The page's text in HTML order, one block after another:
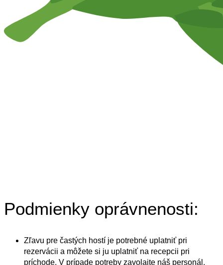
Podmienky oprávnenosti:
Zľavu pre častých hostí je potrebné uplatniť pri
rezervácii a môžete si ju uplatniť na recepcii pri
príchode. V prípade potreby zavolajte náš personál.